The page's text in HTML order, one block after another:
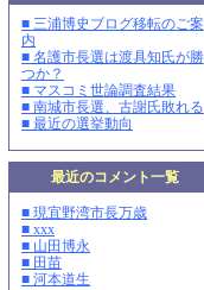
■ 三浦博史ブログ移転のご案
内
■ 名護市長選は渡具知氏が勝
つか？
■ マスコミ世論調査結果
■ 南城市長選、古謝氏敗れる
■ 最近の選挙動向
最近のコメント一覧
■ 現宜野湾市長万歳
■ xxx
■ 山田博永
■ 田苗
■ 河本道生